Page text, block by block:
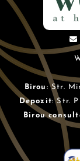
Birou : Str.
Depozit: Str.
Birou